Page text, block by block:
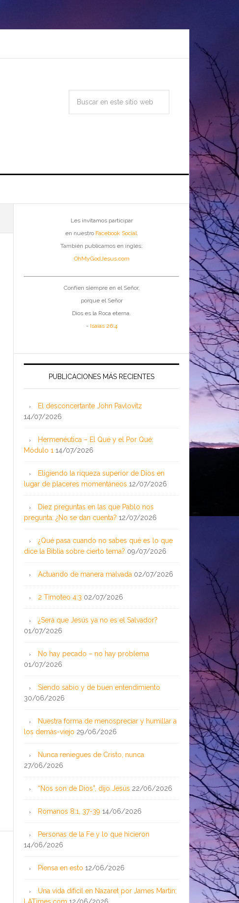
Les invitamos participar
en nuestro Facebook Social.
También publicamos en inglés:
OhMyGodJesus.com
Confíen siempre en el Señor,
porque el Señor
Dios es la Roca eterna.
- Isaías 26:4
PUBLICACIONES MÁS RECIENTES
El desconcertante John Pavlovitz
14/07/2026
Hermenéutica – El Qué y el Por Qué:
Módulo 1 14/07/2026
Eligiendo la riqueza superior de Dios en
lugar de placeres momentáneos 12/07/2026
Diez preguntas en las que Pablo nos
pregunta: ¿No se dan cuenta? 12/07/2026
¿Qué pasa cuando no sabes qué es lo que
dice la Biblia sobre cierto tema? 09/07/2026
Actuando de manera malvada 02/07/2026
2 Timoteo 4:3 02/07/2026
¿Será que Jesús ya no es el Salvador?
01/07/2026
No hay pecado – no hay problema
01/07/2026
Siendo sabio y de buen entendimiento
30/06/2026
Nuestra forma de menospreciar y humillar a
los demás-viejo 29/06/2026
Nunca reniegues de Cristo, nunca
27/06/2026
“Nos son de Dios”, dijo Jesús 22/06/2026
Romanos 8:1, 37-39 14/06/2026
Personas de la Fe y lo que hicieron
14/06/2026
Piensa en esto 12/06/2026
Una vida difícil en Nazaret por James Martin;